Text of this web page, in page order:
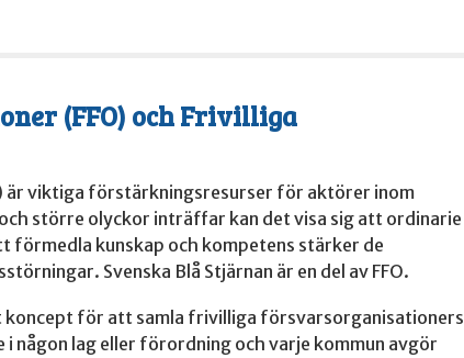
(FFO) och Frivilliga
är viktiga förstärkningsresurser för aktörer inom
större olyckor inträffar kan det visa sig att ordinarie
förmedla kunskap och kompetens stärker de
Svenska Blå Stjärnan är en del av FFO.
för att samla frivilliga försvarsorganisationers
i någon lag eller förordning och varje kommun avgör